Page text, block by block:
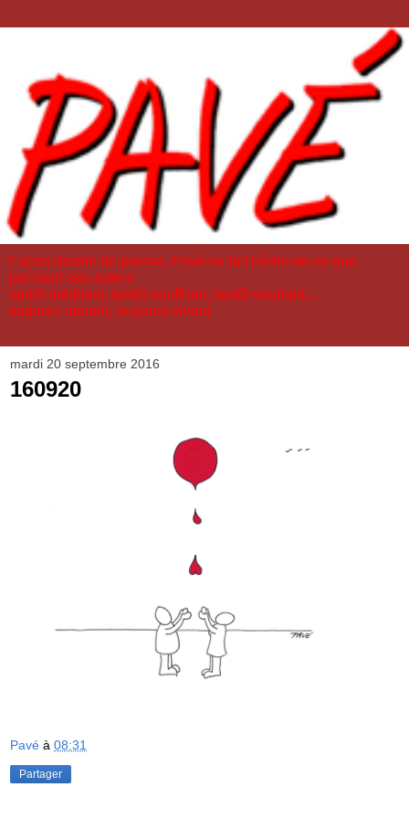
Façon dessin de presse, Pavé se fait l'écho de ce que
parcourt son auteur,
tantôt méditant, tantôt souffrant, tantôt souriant...
toujours aimant, toujours vivant.
mardi 20 septembre 2016
160920
Pavé à 08:31
Partager